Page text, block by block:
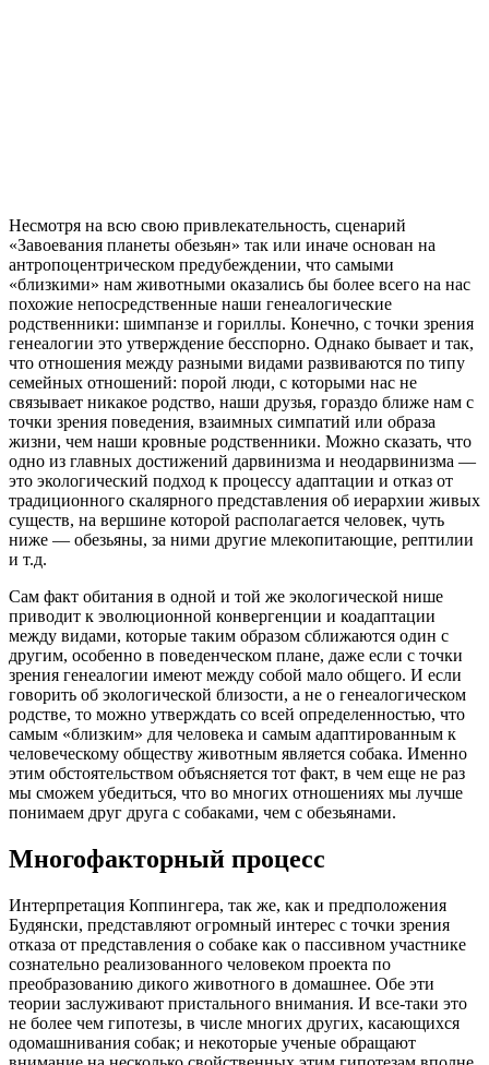
Несмотря на всю свою привлекательность, сценарий
«Завоевания планеты обезьян» так или иначе основан на
антропоцентрическом предубеждении, что самыми
«близкими» нам животными оказались бы более всего на нас
похожие непосредственные наши генеалогические
родственники: шимпанзе и гориллы. Конечно, с точки зрения
генеалогии это утверждение бесспорно. Однако бывает и так,
что отношения между разными видами развиваются по типу
семейных отношений: порой люди, с которыми нас не
связывает никакое родство, наши друзья, гораздо ближе нам с
точки зрения поведения, взаимных симпатий или образа
жизни, чем наши кровные родственники. Можно сказать, что
одно из главных достижений дарвинизма и неодарвинизма —
это экологический подход к процессу адаптации и отказ от
традиционного скалярного представления об иерархии живых
существ, на вершине которой располагается человек, чуть
ниже — обезьяны, за ними другие млекопитающие, рептилии
и т.д.
Сам факт обитания в одной и той же экологической нише
приводит к эволюционной конвергенции и коадаптации
между видами, которые таким образом сближаются один с
другим, особенно в поведенческом плане, даже если с точки
зрения генеалогии имеют между собой мало общего. И если
говорить об экологической близости, а не о генеалогическом
родстве, то можно утверждать со всей определенностью, что
самым «близким» для человека и самым адаптированным к
человеческому обществу животным является собака. Именно
этим обстоятельством объясняется тот факт, в чем еще не раз
мы сможем убедиться, что во многих отношениях мы лучше
понимаем друг друга с собаками, чем с обезьянами.
Многофакторный процесс
Интерпретация Коппингера, так же, как и предположения
Будянски, представляют огромный интерес с точки зрения
отказа от представления о собаке как о пассивном участнике
сознательно реализованного человеком проекта по
преобразованию дикого животного в домашнее. Обе эти
теории заслуживают пристального внимания. И все-таки это
не более чем гипотезы, в числе многих других, касающихся
одомашнивания собак; и некоторые ученые обращают